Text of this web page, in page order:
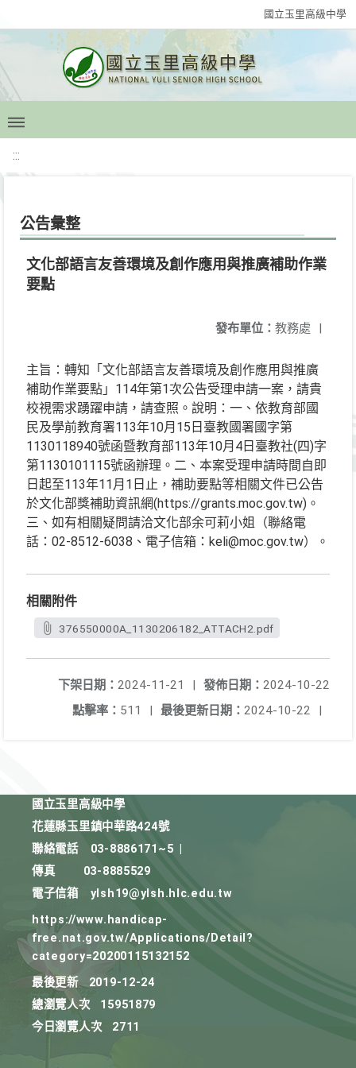
國立玉里高級中學
:::
公告彙整
文化部語言友善環境及創作應用與推廣補助作業
要點
發布單位： 教務處 |
主旨：轉知「文化部語言友善環境及創作應用與推廣
補助作業要點」114年第1次公告受理申請一案，請貴
校視需求踴躍申請，請查照。說明：一、依教育部國
民及學前教育署113年10月15日臺教國署國字第
1130118940號函暨教育部113年10月4日臺教社(四)字
第1130101115號函辦理。二、本案受理申請時間自即
日起至113年11月1日止，補助要點等相關文件已公告
於文化部獎補助資訊網(https://grants.moc.gov.tw)。
三、如有相關疑問請洽文化部余可莉小姐（聯絡電
話：02-8512-6038、電子信箱：keli@moc.gov.tw）。
相關附件
376550000A_1130206182_ATTACH2.pdf
發佈日期： 2024-10-22
下架日期： 2024-11-21
|
最後更新日期： 2024-10-22 |
點擊率： 511 |
國立玉里高級中學
花蓮縣玉里鎮中華路424號
聯絡電話
03-8886171~5
傳真
03-8885529
電子信箱
ylsh19@ylsh.hlc.edu.tw
https://www.handicap-
free.nat.gov.tw/Applications/Detail?
category=20200115132152
最後更新
2019-12-24
總瀏覽人次
15951879
今日瀏覽人次
2711